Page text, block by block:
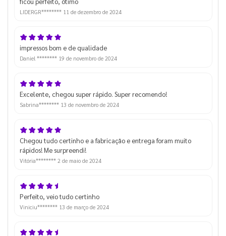
LIDERGR******** 11 de dezembro de 2024
impressos bom e de qualidade
Daniel ******** 19 de novembro de 2024
Excelente, chegou super rápido. Super recomendo!
Sabrina******** 13 de novembro de 2024
Chegou tudo certinho e a fabricação e entrega foram muito
rápidos! Me surpreendi!
Vitória******** 2 de maio de 2024
Perfeito, veio tudo certinho
Viniciu******** 13 de março de 2024